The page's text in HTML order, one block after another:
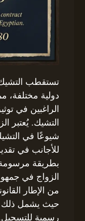
تستقطب التشيك
دولية مختلفة،
الراغبين في
التشيك. يُعتبر
شيوعًا في
للأجانب في
بطريقة مرسومة.
الزواج في
من الإطار
حيث يشمل ذلك
رسمية